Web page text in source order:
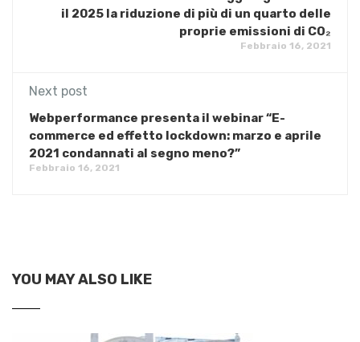
il 2025 la riduzione di più di un quarto delle
proprie emissioni di CO₂
Febbraio 16, 2021
Next post
Webperformance presenta il webinar “E-
commerce ed effetto lockdown: marzo e aprile
2021 condannati al segno meno?”
Febbraio 16, 2021
YOU MAY ALSO LIKE